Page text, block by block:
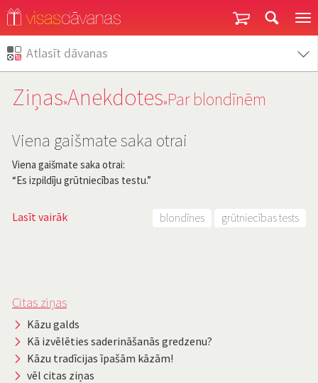
Atlasīt dāvanas
Ziņas»Anekdotes»Par blondīnēm
Viena gaišmate saka otrai
Viena gaišmate saka otrai:
“Es izpildīju grūtniecības testu.”
Lasīt vairāk blondīnes grūtniecības tests
Citas ziņas
Kāzu galds
Kā izvēlēties saderināšanās gredzenu?
Kāzu tradīcijas īpašām kāzām!
vēl citas ziņas